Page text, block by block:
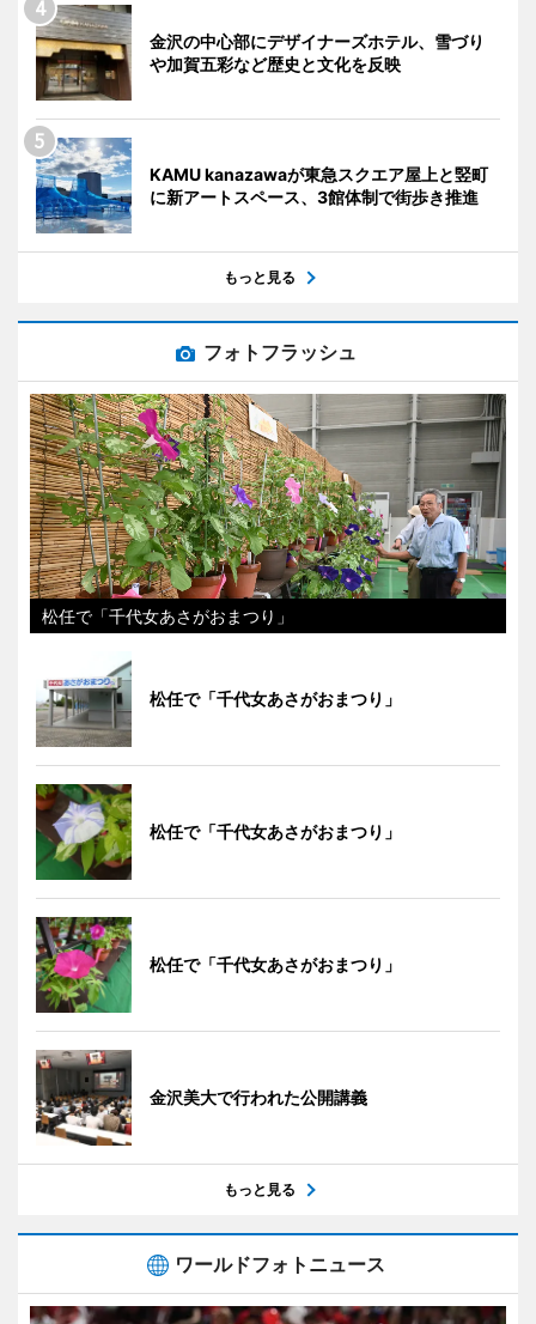
金沢の中心部にデザイナーズホテル、雪づり
や加賀五彩など歴史と文化を反映
KAMU kanazawaが東急スクエア屋上と竪町
に新アートスペース、3館体制で街歩き推進
もっと見る
フォトフラッシュ
松任で「千代女あさがおまつり」
松任で「千代女あさがおまつり」
松任で「千代女あさがおまつり」
松任で「千代女あさがおまつり」
金沢美大で行われた公開講義
もっと見る
ワールドフォトニュース